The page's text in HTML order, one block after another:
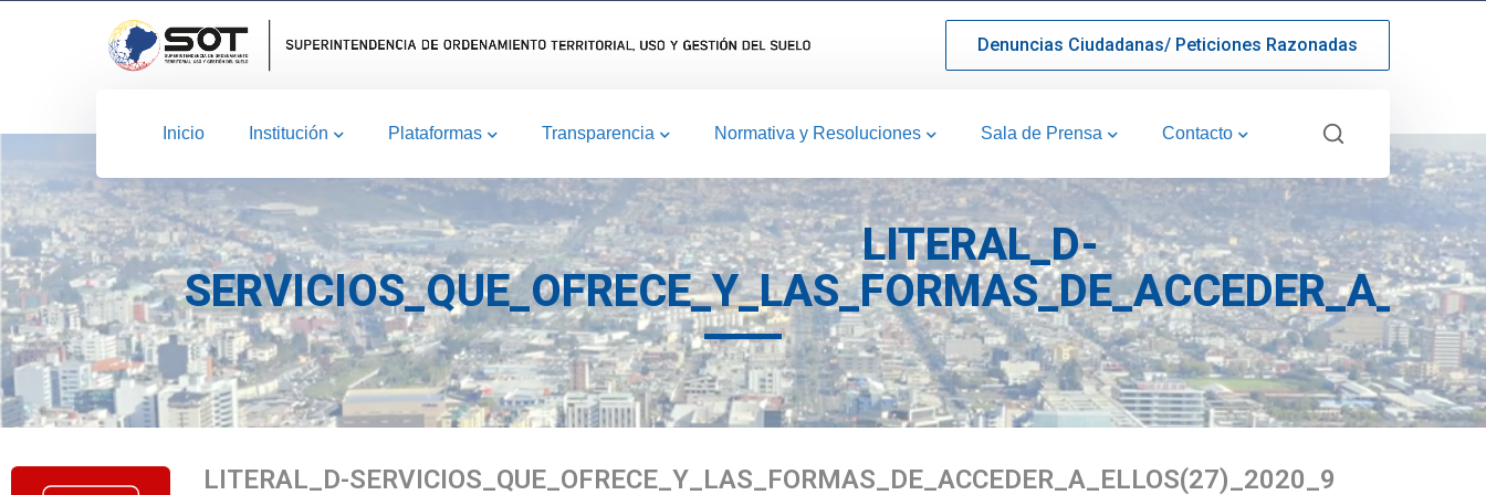
Denuncias Ciudadanas/ Peticiones Razonadas
Inicio Institución Plataformas Transparencia Normativa y Resoluciones Sala de Prensa Contacto
LITERAL_D-
LITERAL_D-SERVICIOS_QUE_OFRECE_Y_LAS_FORMAS_DE_ACCEDER_A_ELLOS(27)_2020_9